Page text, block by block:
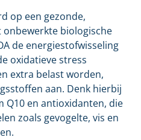
op een gezonde,
onbewerkte biologische
de energiestofwisseling
oxidatieve stress
extra belast worden,
aan. Denk hierbij
Q10 en antioxidanten, die
zoals gevogelte, vis en